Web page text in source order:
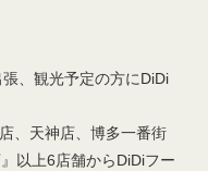
、観光予定の方にDiDi
、天神店、博多一番街
以上6店舗からDiDiフー